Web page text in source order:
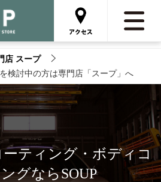
店 スープ
検討中の方は専門店「スープ」へ
ティング・ボディコ
グならSOUP